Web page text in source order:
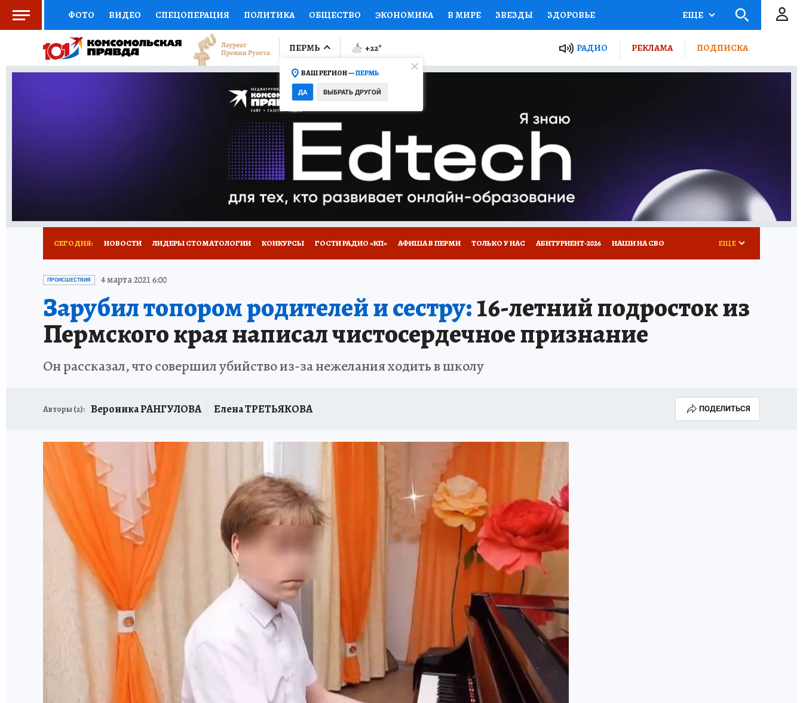
ФОТО ВИДЕО СПЕЦОПЕРАЦИЯ ПОЛИТИКА ОБЩЕСТВО ЭКОНОМИКА В МИРЕ ЗВЕЗДЫ ЗДОРОВЬЕ
СОЦПОДДЕРЖКА НАУКА СПОРТ КОЛУМНИСТЫ ПРОИСШЕСТВИЯ НАЦИОНАЛЬНЫЕ ПРОЕКТЫ РОССИИ
ВЫБОР ЭКСПЕРТОВ ДОКТОР ФИНАНСЫ ОТКРЫВАЕМ МИР Я ЗНАЮ СЕМЬЯ ЖЕНСКИЕ СЕКРЕТЫ ПУТЕВОДИТЕЛЬ
ПРОГНОЗЫ НА СПОРТ ПРОМОКОДЫ СЕРИАЛЫ
ТЕЛЕВИЗОР КОЛЛЕКЦИИ КОНКУРСЫ ГИД ПОТРЕБИТЕЛЯ
НОВОЕ НА САЙТЕ
ЕЩЕ
ПЕРМЬ
ВАШ РЕГИОН —ПЕРМЬ
ДА ВЫБРАТЬ ДРУГОЙ
+22° РАДИО РЕКЛАМА ПОДПИСКА
СЕГОДНЯ: НОВОСТИ ЛИДЕРЫ СТОМАТОЛОГИИ КОНКУРСЫ ГОСТИ РАДИО «КП» АФИША В ПЕРМИ ТОЛЬКО У НАС АБИТУРИЕНТ-2026 НАШИ НА СВО
ВОЕНКОРЫ УКРАИНА: СВОДКА
СНЕГОПАД ВЕКА НАСТОЯЩИЕ ЛЮДИ ОТДЫХ В РОССИИ ЗАПОВЕДНАЯ РОССИЯ ГЕРОИ В БЕЛЫХ ХАЛАТАХ ВЫБОРЫ ГУБЕРНАТОРА
КЛИНИКА ГОДА 2025 ПРОИСШЕСТВИЯ НАСТОЯЩИЕ ЛЮДИ ПРОПАЛИ 13 ТУРИСТОВ ДЕНЬ ПОБЕДЫ В ПЕРМИ АФИША 300 ЛЕТ ПЕРМИ
ИСПЫТАНО НА СЕБЕ КЛИНИКА ГОДА-2024
ЕЩЕ
ПРОИСШЕСТВИЯ 4 марта 2021 6:00
Зарубил топором родителей и сестру:16-летний подросток из
Пермского края написал чистосердечное признание
Он рассказал, что совершил убийство из-за нежелания ходить в школу
Авторы (2): Вероника РАНГУЛОВА Елена ТРЕТЬЯКОВА ПОДЕЛИТЬСЯ